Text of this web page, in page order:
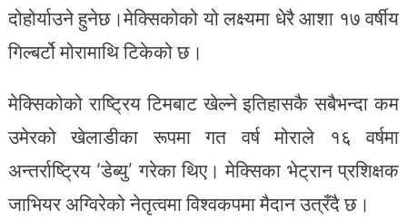
दोहोर्याउने हुनेछ।मेक्सिकोको यो लक्ष्यमा धेरै आशा १७ वर्षीय
गिल्बर्टो मोरामाथि टिकेको छ।
मेक्सिकोको राष्ट्रिय टिमबाट खेल्ने इतिहासकै सबैभन्दा कम
उमेरको खेलाडीका रूपमा गत वर्ष मोराले १६ वर्षमा
अन्तर्राष्ट्रिय ‘डेब्यु’ गरेका थिए। मेक्सिका भेट्रान प्रशिक्षक
जाभियर अग्विरेको नेतृत्वमा विश्वकपमा मैदान उत्रँदै छ।